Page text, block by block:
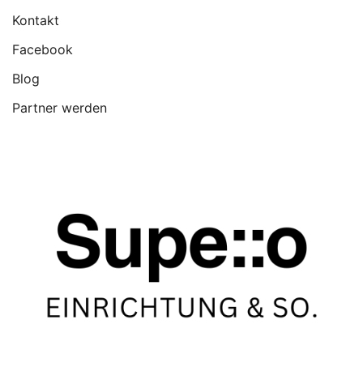
Kontakt
Facebook
Blog
Partner werden